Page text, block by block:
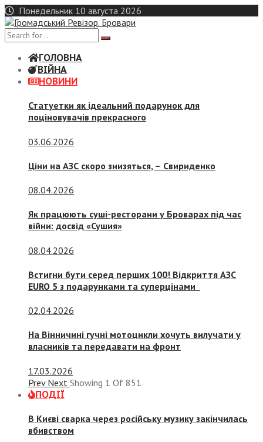
Skip
to
content
Понедельник 10 августа 2026
ГОЛОВНА
ВІЙНА
НОВИНИ
Статуетки як ідеальний подарунок для
поціновувачів прекрасного
03.06.2026
Ціни на АЗС скоро знизяться, – Свириденко
08.04.2026
Як працюють суші-ресторани у Броварах під час
війни: досвід «Сушия»
08.04.2026
Встигни бути серед перших 100! Відкриття АЗС
EURO 5 з подарунками та суперцінами
02.04.2026
На Вінничині гучні мотоцикли хочуть вилучати у
власників та передавати на фронт
17.03.2026
Prev Next Showing 1 Of 851
ПОДІЇ
В Києві сварка через російську музику закінчилась
вбивством